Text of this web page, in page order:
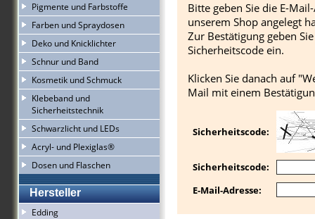
Pigmente und Farbstoffe
Farben und Spraydosen
Deko und Knicklichter
Schnur und Band
Kosmetik und Schmuck
Klebeband und
Sicherheitstechnik
Schwarzlicht und LEDs
Acryl- und Plexiglas®
Dosen und Flaschen
Hersteller
Edding
Bitte geben Sie die E-
unserem Shop angelegt
Zur Bestätigung geben
Sicherheitscode ein.
Klicken Sie danach auf
Mail mit einem
Sicherheitscode:
Sicherheitscode:
E-Mail-Adresse: